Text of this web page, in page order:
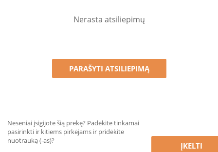
Nerasta atsiliepimų
PARAŠYTI ATSILIEPIMĄ
Neseniai įsigijote šią prekę? Padėkite tinkamai
pasirinkti ir kitiems pirkėjams ir pridėkite
nuotrauką (-as)?
ĮKELTI